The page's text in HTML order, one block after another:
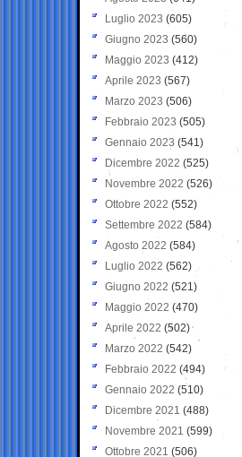
Luglio 2023 (605)
Giugno 2023 (560)
Maggio 2023 (412)
Aprile 2023 (567)
Marzo 2023 (506)
Febbraio 2023 (505)
Gennaio 2023 (541)
Dicembre 2022 (525)
Novembre 2022 (526)
Ottobre 2022 (552)
Settembre 2022 (584)
Agosto 2022 (584)
Luglio 2022 (562)
Giugno 2022 (521)
Maggio 2022 (470)
Aprile 2022 (502)
Marzo 2022 (542)
Febbraio 2022 (494)
Gennaio 2022 (510)
Dicembre 2021 (488)
Novembre 2021 (599)
Ottobre 2021 (506)